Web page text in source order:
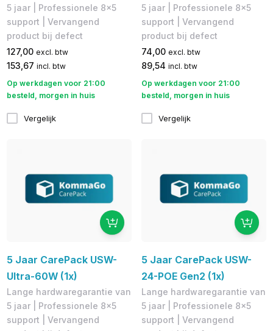
5 jaar | Professionele 8x5
support | Vervangend
product bij defect
127,00 excl. btw
153,67 incl. btw
Op werkdagen voor 21:00
besteld, morgen in huis
Vergelijk
5 jaar | Professionele 8x5
support | Vervangend
product bij defect
74,00 excl. btw
89,54 incl. btw
Op werkdagen voor 21:00
besteld, morgen in huis
Vergelijk
5 Jaar CarePack USW-
Ultra-60W (1x)
Lange hardwaregarantie van
5 jaar | Professionele 8x5
support | Vervangend
5 Jaar CarePack USW-
24-POE Gen2 (1x)
Lange hardwaregarantie van
5 jaar | Professionele 8x5
support | Vervangend